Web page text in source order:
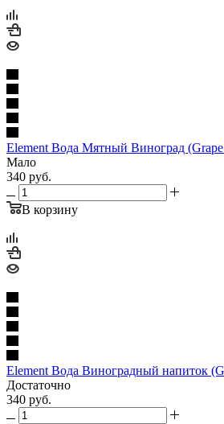
Element Вода Мятный Виноград
Мало
340 руб.
В корзину
Element Вода Виноградный напиток
Достаточно
340 руб.